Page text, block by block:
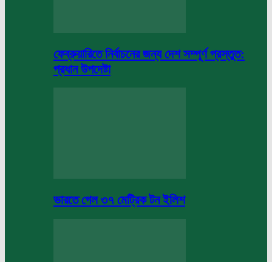
ফেব্রুয়ারিতে নির্বাচনের জন্য দেশ সম্পূর্ণ প্রস্তুত:
প্রধান উপদেষ্টা
ভারতে গেল ৩৭ মেট্রিক টন ইলিশ